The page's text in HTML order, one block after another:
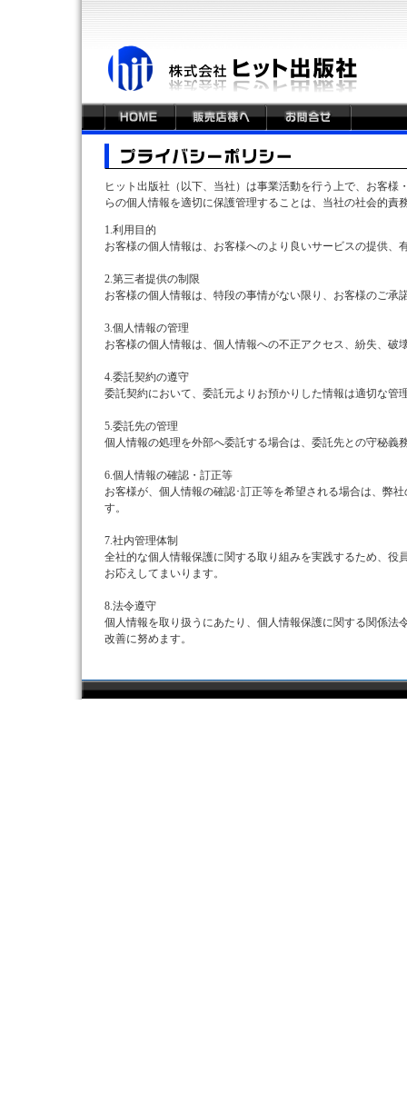
ヒット出版社（以下、当社）は事業活動を行う上で、お客
らの個人情報を適切に保護管理することは、当社の社会的
1.利用目的
お客様の個人情報は、お客様へのより良いサービスの提供
2.第三者提供の制限
お客様の個人情報は、特段の事情がない限り、お客様のご承
3.個人情報の管理
お客様の個人情報は、個人情報への不正アクセス、紛失、破
4.委託契約の遵守
委託契約において、委託元よりお預かりした情報は適切な管
5.委託先の管理
個人情報の処理を外部へ委託する場合は、委託先との守秘義
6.個人情報の確認・訂正等
お客様が、個人情報の確認･訂正等を希望される場合は、弊
す。
7.社内管理体制
全社的な個人情報保護に関する取り組みを実践するため、
お応えしてまいります。
8.法令遵守
個人情報を取り扱うにあたり、個人情報保護に関する関係
改善に努めます。